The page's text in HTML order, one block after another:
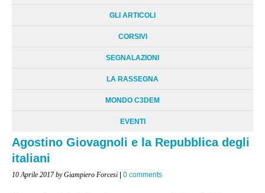
GLI ARTICOLI
CORSIVI
SEGNALAZIONI
LA RASSEGNA
MONDO C3DEM
EVENTI
Agostino Giovagnoli e la Repubblica degli
italiani
10 Aprile 2017 by Giampiero Forcesi | 0 comments